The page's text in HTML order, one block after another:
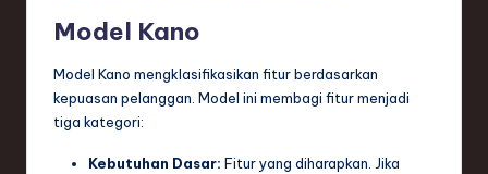
Model Kano
Model Kano mengklasifikasikan fitur berdasarkan
kepuasan pelanggan. Model ini membagi fitur menjadi
tiga kategori:
Kebutuhan Dasar: Fitur yang diharapkan. Jika